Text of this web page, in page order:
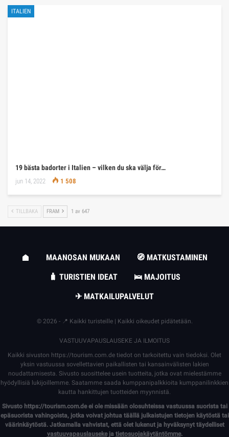
ITALIEN
19 bästa badorter i Italien – vilken du ska välja för…
jun 14, 2022 1 508
TILLBAKA FRAM 1 av 647
MAANOSAN MUKAAN
🧭 MATKUSTAMINEN
🧳 TURISTIEN IDEAT
🛌 MAJOITUS
✈ MATKAILUPALVELUT
© 2026 - 📍 Kaikki turisteille | Kaikki oikeudet pidätetään.
VASTUUVAPAUSLAUSEKE JA ILMOITUS
Kaikki sivuston https://tourism.com.de tiedot on tarkoitettu vain tiedoksi. Olet
yksin vastuussa sovellettavien paikallisten tai kansainvälisten lakien
noudattamisesta. Sivusto suosittelee usein tuotteita, jotka ovat mielestämme
hyödyllisiä lukijoillemme. Saatamme saada kumppanipalkkioita kumppanilinkkien
kautta hankittujen tuotteiden myynnistä.
Sivusto https://tourism.com.deei ole missään olosuhteissa vastuussa suorista tai
epäsuorista vahingoista, jotka voivat johtua täällä julkaistujen tietojen käytöstä tai
väärinkäytöstä. Jatkamalla vahvistat, että olet lukenut ja hyväksynyt täydelliset
vastuuvapauslausekeja tietosuojakäytäntömme.